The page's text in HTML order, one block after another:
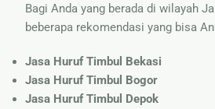
Bagi Anda yang berada di wilayah
beberapa rekomendasi yang bisa
Jasa Huruf Timbul Bekasi
Jasa Huruf Timbul Bogor
Jasa Huruf Timbul Depok